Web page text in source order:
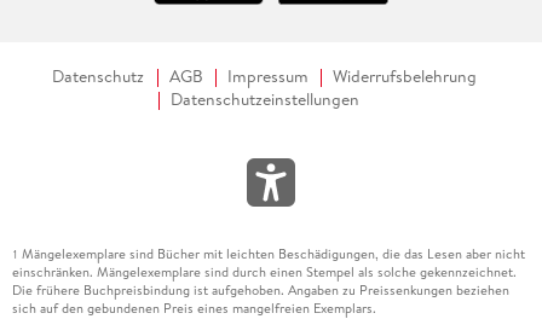
Datenschutz AGB Impressum
Widerrufsbelehrung
Datenschutzeinstellungen
1 Mängelexemplare sind Bücher mit leichten Beschädigungen, die das Lesen aber nicht
einschränken. Mängelexemplare sind durch einen Stempel als solche gekennzeichnet.
Die frühere Buchpreisbindung ist aufgehoben. Angaben zu Preissenkungen beziehen
sich auf den gebundenen Preis eines mangelfreien Exemplars.